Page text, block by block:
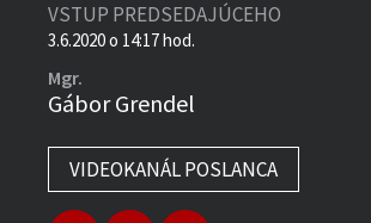
6:18:07
VSTUP PREDSEDAJÚCEHO
3.6.2020 o 14:17 hod.
Mgr.
Gábor Grendel
VIDEOKANÁL POSLANCA